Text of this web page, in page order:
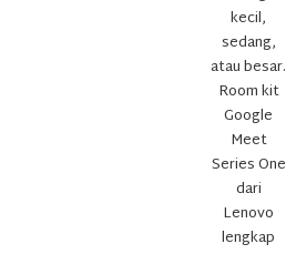
kecil,
sedang,
atau besar.
Room kit
Google
Meet
Series One
dari
Lenovo
lengkap